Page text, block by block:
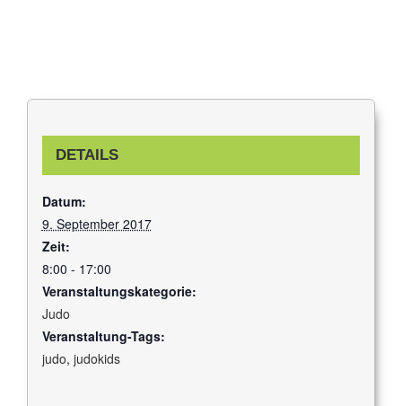
DETAILS
Datum:
9. September 2017
Zeit:
8:00 - 17:00
Veranstaltungskategorie:
Judo
Veranstaltung-Tags:
judo, judokids